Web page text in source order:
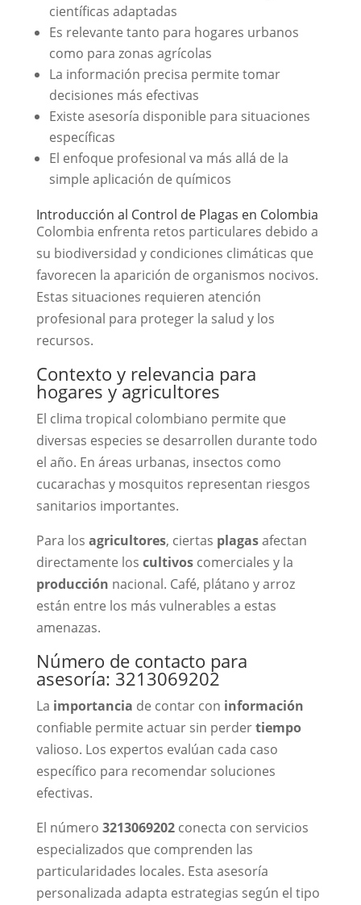
científicas adaptadas
Es relevante tanto para hogares urbanos
como para zonas agrícolas
La información precisa permite tomar
decisiones más efectivas
Existe asesoría disponible para situaciones
específicas
El enfoque profesional va más allá de la
simple aplicación de químicos
Introducción al Control de Plagas en Colombia
Colombia enfrenta retos particulares debido a
su biodiversidad y condiciones climáticas que
favorecen la aparición de organismos nocivos.
Estas situaciones requieren atención
profesional para proteger la salud y los
recursos.
Contexto y relevancia para
hogares y agricultores
El clima tropical colombiano permite que
diversas especies se desarrollen durante todo
el año. En áreas urbanas, insectos como
cucarachas y mosquitos representan riesgos
sanitarios importantes.
Para los agricultores, ciertas plagasafectan
directamente los cultivoscomerciales y la
producción nacional. Café, plátano y arroz
están entre los más vulnerables a estas
amenazas.
Número de contacto para
asesoría: 3213069202
La importancia de contar con información
confiable permite actuar sin perdertiempo
valioso. Los expertos evalúan cada caso
específico para recomendar soluciones
efectivas.
El número 3213069202conecta con servicios
especializados que comprenden las
particularidades locales. Esta asesoría
personalizada adapta estrategias según el tipo